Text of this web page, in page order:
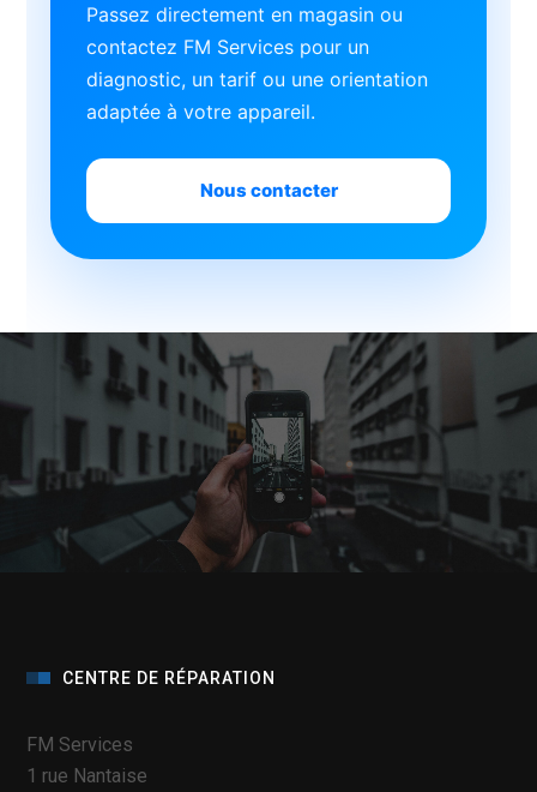
Passez directement en magasin ou
contactez FM Services pour un
diagnostic, un tarif ou une orientation
adaptée à votre appareil.
Nous contacter
CENTRE DE RÉPARATION
FM Services
1 rue Nantaise